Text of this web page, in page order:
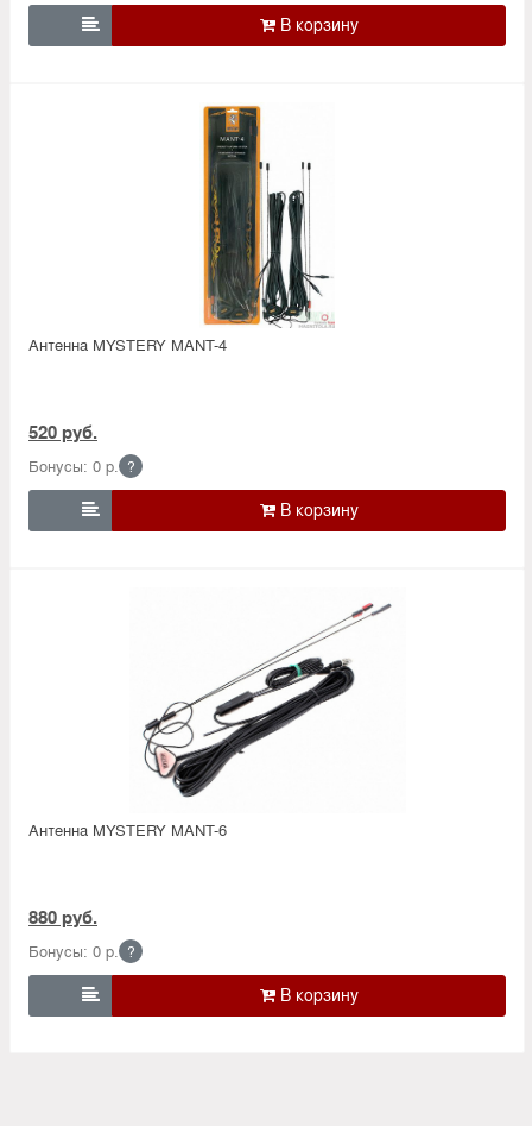

Антенна MYSTERY MANT-4
520 руб.
Бонусы: 0 р. ?

Антенна MYSTERY MANT-6
880 руб.
Бонусы: 0 р. ?
